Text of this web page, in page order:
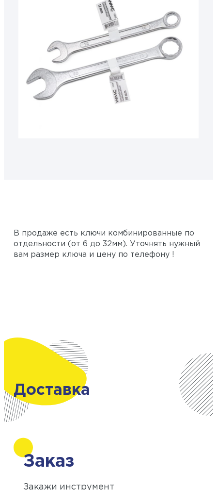
В продаже есть ключи комбинированные по
отдельности (от 6 до 32мм). Уточнять нужный
вам размер ключа и цену по телефону !
Доставка
Заказ
Закажи инструмент